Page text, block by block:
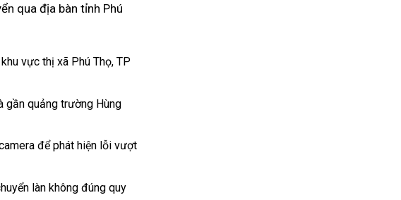
qua địa bàn tỉnh Phú
vực thị xã Phú Thọ, TP
gần quảng trường Hùng
để phát hiện lỗi vượt
làn không đúng quy